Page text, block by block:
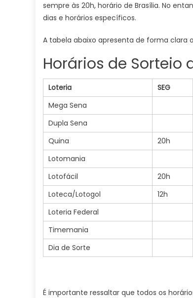
sempre às 20h, horário de Brasília. No
dias e horários específicos.
A tabela abaixo apresenta de forma clara
Horários de Sorteio
Loteria SEG
Mega Sena
Dupla Sena
Quina
20h
Lotomania
Lotofácil
20h
Loteca/Lotogol
12h
Loteria Federal
Timemania
Dia de Sorte
É importante ressaltar que todos os